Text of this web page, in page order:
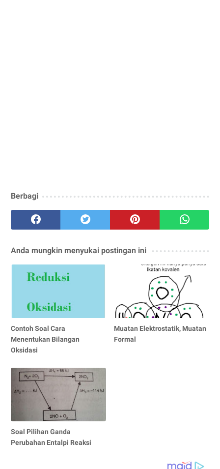
Berbagi
Anda mungkin menyukai postingan ini
Contoh Soal Cara
Menentukan Bilangan
Oksidasi
Muatan Elektrostatik, Muatan
Formal
Soal Pilihan Ganda
Perubahan Entalpi Reaksi